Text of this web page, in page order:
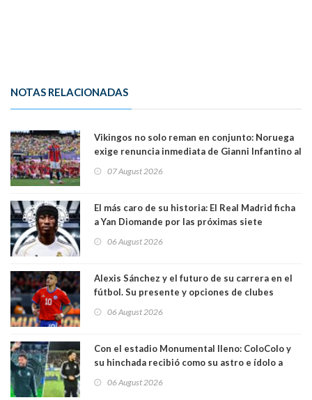
NOTAS RELACIONADAS
Vikingos no solo reman en conjunto: Noruega
exige renuncia inmediata de Gianni Infantino al
07 August 2026
El más caro de su historia: El Real Madrid ficha
a Yan Diomande por las próximas siete
06 August 2026
Alexis Sánchez y el futuro de su carrera en el
fútbol. Su presente y opciones de clubes
06 August 2026
Con el estadio Monumental lleno: ColoColo y
su hinchada recibió como su astro e ídolo a
06 August 2026